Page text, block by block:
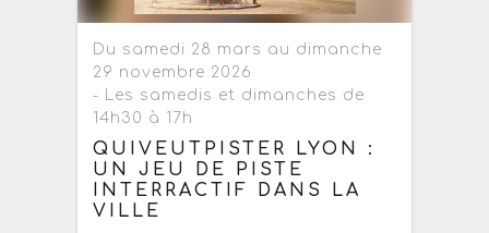
Du samedi 28 mars au dimanche
29 novembre 2026
- Les samedis et dimanches de
14h30 à 17h
QUIVEUTPISTER LYON :
UN JEU DE PISTE
INTERRACTIF DANS LA
VILLE